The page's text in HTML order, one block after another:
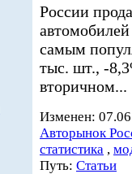
России
самым
тыс. шт., -
вторичном...
Изменен:
Авторынок
статистика ,
Путь: Статьи